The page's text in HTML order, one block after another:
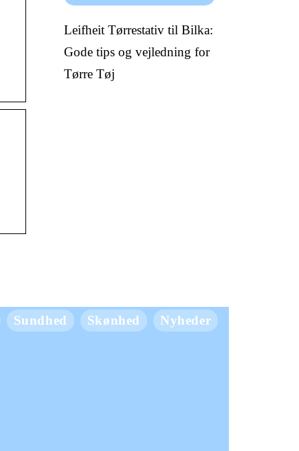
Leifheit Tørrestativ til Bilka:
Gode tips og vejledning for
Tørre Tøj
Sundhed Skønhed Nyheder